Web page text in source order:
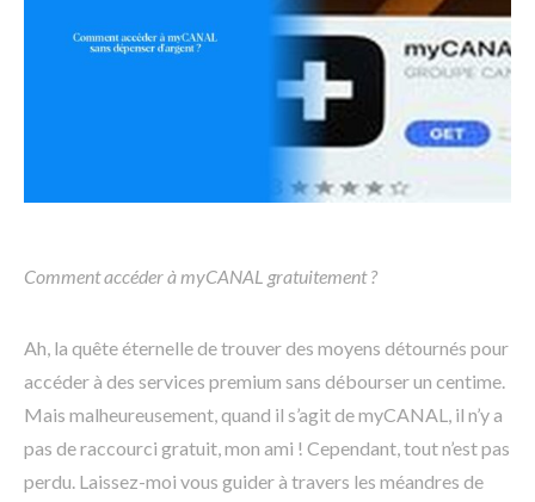
Comment accéder à myCANAL gratuitement ?
Ah, la quête éternelle de trouver des moyens détournés pour
accéder à des services premium sans débourser un centime.
Mais malheureusement, quand il s’agit de myCANAL, il n’y a
pas de raccourci gratuit, mon ami ! Cependant, tout n’est pas
perdu. Laissez-moi vous guider à travers les méandres de